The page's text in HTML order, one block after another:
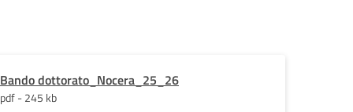
Bando dottorato_Nocera_25_26
pdf - 245 kb